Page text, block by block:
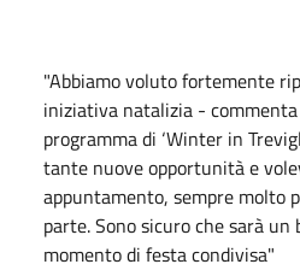
"Abbiamo voluto fortemente
iniziativa natalizia -
programma di ‘Winter in
tante nuove opportunità e
appuntamento, sempre molto
parte. Sono sicuro che sarà
momento di festa condivisa"